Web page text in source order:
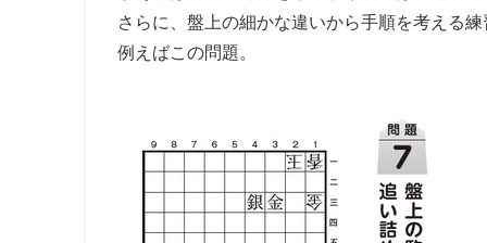
さらに、盤上の細かな違いから手順を考える練
例えばこの問題。